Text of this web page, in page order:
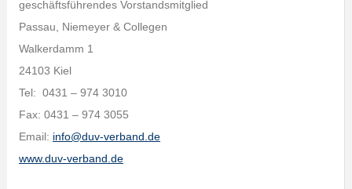
geschäftsführendes Vorstandsmitglied
Passau, Niemeyer & Collegen
Walkerdamm 1
24103 Kiel
Tel: 0431 – 974 3010
Fax: 0431 – 974 3055
Email: info@duv-verband.de
www.duv-verband.de